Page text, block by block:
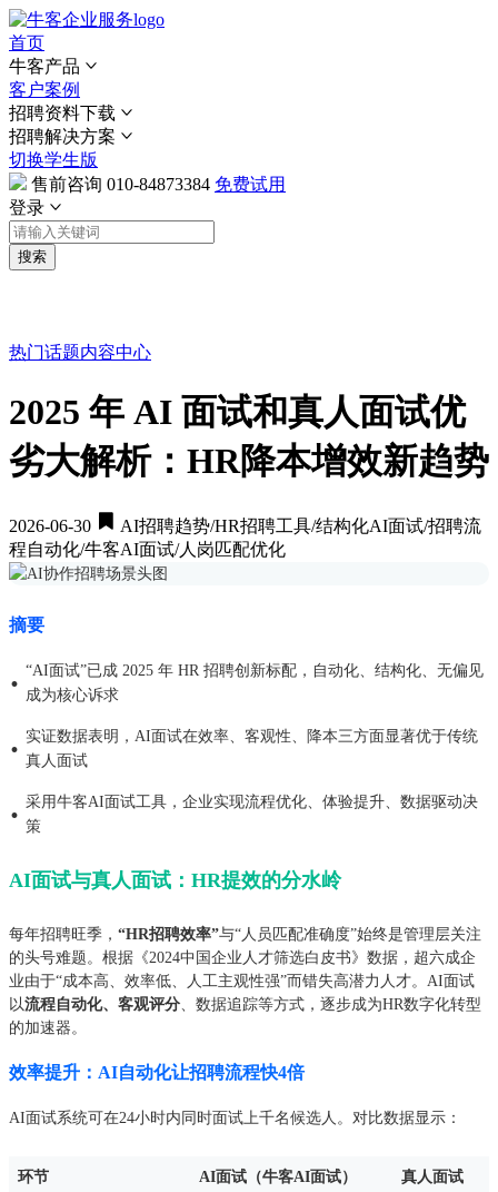
首页
牛客产品
客户案例
招聘资料下载
招聘解决方案
切换学生版
售前咨询 010-84873384 免费试用
登录
搜索
热门话题内容中心
2025 年 AI 面试和真人面试优
劣大解析：HR降本增效新趋势
2026-06-30
AI招聘趋势/HR招聘工具/结构化AI面试/招聘流
程自动化/牛客AI面试/人岗匹配优化
摘要
· “AI面试”已成 2025 年 HR 招聘创新标配，自动化、结构化、无偏见
成为核心诉求
· 实证数据表明，AI面试在效率、客观性、降本三方面显著优于传统
真人面试
· 采用牛客AI面试工具，企业实现流程优化、体验提升、数据驱动决
策
AI面试与真人面试：HR提效的分水岭
每年招聘旺季， “HR招聘效率”与“人员匹配准确度”始终是管理层关注
的头号难题。根据《2024中国企业人才筛选白皮书》数据，超六成企
业由于“成本高、效率低、人工主观性强”而错失高潜力人才。AI面试
以流程自动化、客观评分、数据追踪等方式，逐步成为HR数字化转型
的加速器。
效率提升：AI自动化让招聘流程快4倍
AI面试系统可在24小时内同时面试上千名候选人。对比数据显示：
环节 AI面试（牛客AI面试） 真人面试